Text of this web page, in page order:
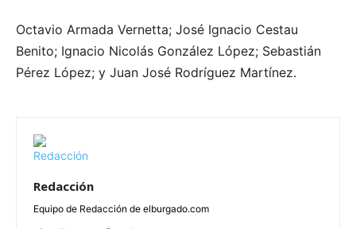
Octavio Armada Vernetta; José Ignacio Cestau
Benito; Ignacio Nicolás González López; Sebastián
Pérez López; y Juan José Rodríguez Martínez.
Redacción
Equipo de Redacción de elburgado.com